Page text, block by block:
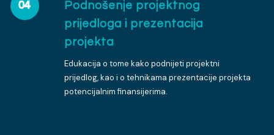
04
Podnošenje projektnog
prijedloga i prezentacija
projekta
Edukacija o tome kako podnijeti projektni
prijedlog, kao i o tehnikama prezentacije projekta
potencijalnim finansijerima.